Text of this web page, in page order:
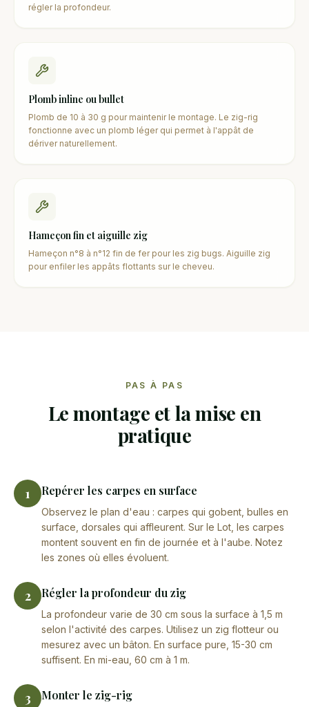
régler la profondeur.
Plomb inline ou bullet
Plomb de 10 à 30 g pour maintenir le montage. Le zig-rig
fonctionne avec un plomb léger qui permet à l'appât de
dériver naturellement.
Hameçon fin et aiguille zig
Hameçon n°8 à n°12 fin de fer pour les zig bugs. Aiguille zig
pour enfiler les appâts flottants sur le cheveu.
PAS À PAS
Le montage et la mise en
pratique
1 Repérer les carpes en surface
Observez le plan d'eau : carpes qui gobent, bulles en
surface, dorsales qui affleurent. Sur le Lot, les carpes
montent souvent en fin de journée et à l'aube. Notez
les zones où elles évoluent.
2 Régler la profondeur du zig
La profondeur varie de 30 cm sous la surface à 1,5 m
selon l'activité des carpes. Utilisez un zig flotteur ou
mesurez avec un bâton. En surface pure, 15-30 cm
suffisent. En mi-eau, 60 cm à 1 m.
3 Monter le zig-rig